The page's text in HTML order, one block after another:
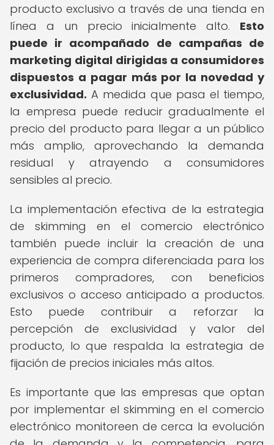
producto exclusivo a través de una tienda en
línea a un precio inicialmente alto. Esto
puede ir acompañado de campañas de
marketing digital dirigidas a consumidores
dispuestos a pagar más por la novedad y
exclusividad. A medida que pasa el tiempo,
la empresa puede reducir gradualmente el
precio del producto para llegar a un público
más amplio, aprovechando la demanda
residual y atrayendo a consumidores
sensibles al precio.
La implementación efectiva de la estrategia
de skimming en el comercio electrónico
también puede incluir la creación de una
experiencia de compra diferenciada para los
primeros compradores, con beneficios
exclusivos o acceso anticipado a productos.
Esto puede contribuir a reforzar la
percepción de exclusividad y valor del
producto, lo que respalda la estrategia de
fijación de precios iniciales más altos.
Es importante que las empresas que optan
por implementar el skimming en el comercio
electrónico monitoreen de cerca la evolución